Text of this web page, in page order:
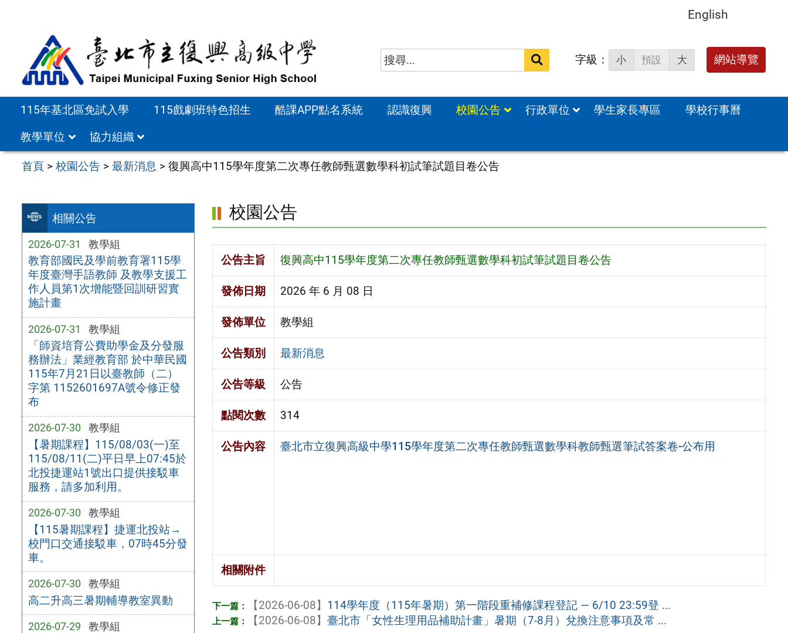
English
站
搜
字級： 小 預設 大 網站導覽
115年基北區免試入學 115戲劇班特色招生 酷課APP點名系統 認識復興 校園公告 行政單位 學生家長專區
學校行事曆
教學單位
協力組織
首頁 >校園公告 >最新消息 >復興高中115學年度第二次專任教師甄選數學科初試筆試題目卷公告
相關公告
2026-07-31 教學組
教育部國民及學前教育署115學
年度臺灣手語教師 及教學支援工
作人員第1次增能暨回訓研習實
施計畫
2026-07-31 教學組
「師資培育公費助學金及分發服
務辦法」業經教育部 於中華民國
115年7月21日以臺教師（二）
字第 1152601697A號令修正發
布
2026-07-30 教學組
【暑期課程】115/08/03(一)至
115/08/11(二)平日早上07:45於
北投捷運站1號出口提供接駁車
服務，請多加利用。
2026-07-30 教學組
【115暑期課程】捷運北投站→
校門口交通接駁車，07時45分發
車。
2026-07-30 教學組
高二升高三暑期輔導教室異動
2026-07-29 教學組
校園公告
公告主旨 復興高中115學年度第二次專任教師甄選數學科初試筆試題目卷公告
發佈日期 2026 年 6 月 08 日
發佈單位 教學組
公告類別 最新消息
公告等級 公告
點閱次數 314
公告內容 臺北市立復興高級中學115學年度第二次專任教師甄選數學科教師甄選筆試答案卷-公布用
相關附件
【2026-06-08】 114學年度（115年暑期）第一階段重補修課程登記 — 6/10 23:59登 ...
【2026-06-08】臺北市「女性生理用品補助計畫」暑期（7-8月）兌換注意事項及常 ...